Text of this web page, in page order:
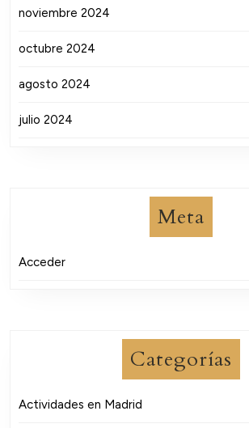
noviembre 2024
octubre 2024
agosto 2024
julio 2024
Meta
Acceder
Categorías
Actividades en Madrid